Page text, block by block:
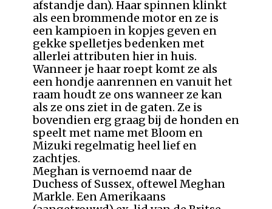
afstandje dan). Haar spinnen klinkt
als een brommende motor en ze is
een kampioen in kopjes geven en
gekke spelletjes bedenken met
allerlei attributen hier in huis.
Wanneer je haar roept komt ze als
een hondje aanrennen en vanuit het
raam houdt ze ons wanneer ze kan
als ze ons ziet in de gaten. Ze is
bovendien erg graag bij de honden en
speelt met name met Bloom en
Mizuki regelmatig heel lief en
zachtjes.
Meghan is vernoemd naar de
Duchess of Sussex, oftewel Meghan
Markle. Een Amerikaans